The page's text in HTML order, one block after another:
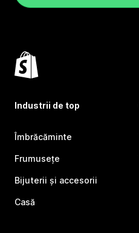
Industrii de top
Îmbrăcăminte
Frumusețe
Bijuterii și accesorii
Casă